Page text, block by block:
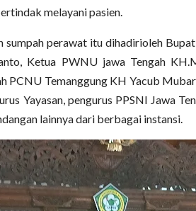
melayani pasien.
sumpah perawat itu dihadirioleh
Ketua PWNU jawa Tengah
PCNU Temanggung KH Yacub
Yayasan, pengurus PPSNI Jawa
lainnya dari berbagai instansi.